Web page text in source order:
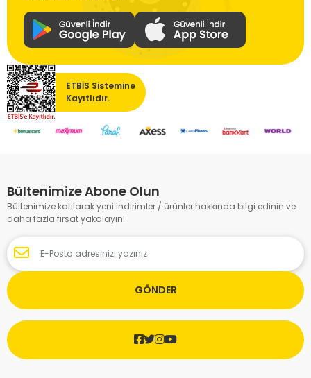
ETBİS Sistemine
Kayıtlıdır.
Bültenimize Abone Olun
Bültenimize katılarak yeni indirimler / ürünler hakkında bilgi edinin ve
daha fazla fırsat yakalayın!
GÖNDER